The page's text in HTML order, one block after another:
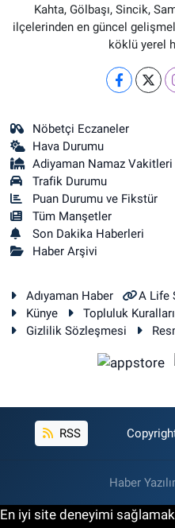
Kahta, Gölbaşı, Sincik,
ilçelerinden en güncel
köklü yerel
Nöbetçi Eczaneler
Hava Durumu
Adiyaman Namaz Vakitleri
Trafik Durumu
Puan Durumu ve Fikstür
Tüm Manşetler
Son Dakika Haberleri
Haber Arşivi
Adıyaman Haber A Life
Künye
Topluluk Kuralları
Gizlilik Sözleşmesi
RSS
Haber
En iyi site deneyimi